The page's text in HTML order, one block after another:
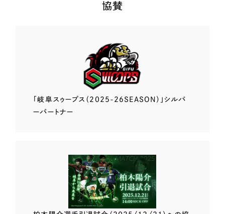
協賛
「岐阜スゥープス （2025-26SEASON）」 シルバ
ーパートナー